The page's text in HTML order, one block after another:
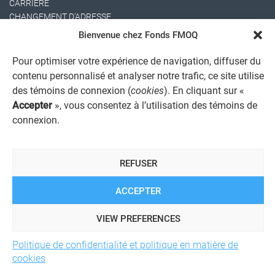
Bienvenue chez Fonds FMOQ
Pour optimiser votre expérience de navigation, diffuser du
contenu personnalisé et analyser notre trafic, ce site utilise
des témoins de connexion (cookies). En cliquant sur «
Accepter », vous consentez à l’utilisation des témoins de
connexion.
ACCEPTER
REFUSER
VIEW PREFERENCES
Politique de confidentialité et politique en matière de
cookies
CARRIÈRE
CHANGEMENT D'ADRESSE
AVIS JURIDIQUE GÉNÉRAL
POLITIQUE DE TRAITEMENT DES PLAINTES
REGISTRE DES CONFLITS D'INTÉRÊTS
© 2026 Société de services financiers Fonds FMOQ inc.
droits réservés.